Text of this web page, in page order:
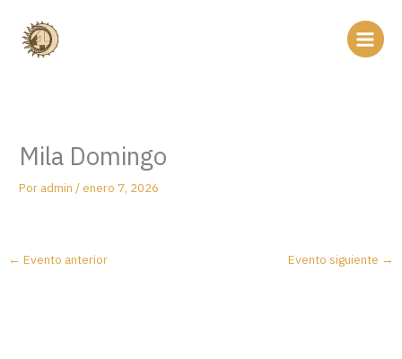
contenido
Mila Domingo
Por admin /enero 7, 2026
← Evento anterior Evento siguiente →